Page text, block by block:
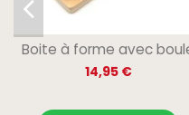
Boite à forme avec
14,95 €